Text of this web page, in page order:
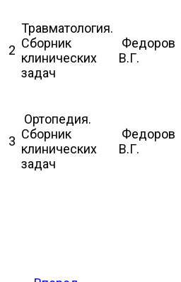
2
Травматология.
Сборник
клинических
задач
Федоров
В.Г.
3
Ортопедия.
Сборник
клинических
задач
Федоров
В.Г.